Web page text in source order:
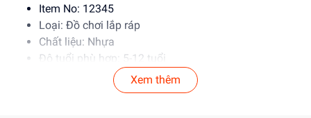
Item No: 12345
Loại: Đồ chơi lắp ráp
Chất liệu: Nhựa
Độ tuổi phù hợp: 5-12 tuổi
Hướng Dẫn Sử Dụng
Xem thêm